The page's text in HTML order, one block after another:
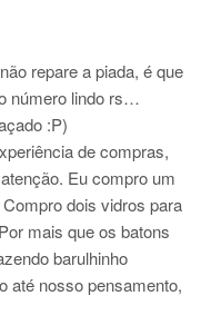
repare a piada, é que
número lindo rs…
:P)
de compras,
Eu compro um
dois vidros para
mais que os batons
barulhinho
até nosso pensamento,